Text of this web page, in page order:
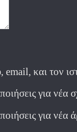
και τον
για νέα
για νέα